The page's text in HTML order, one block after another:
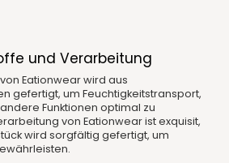
und Verarbeitung
Eationwear wird aus
gefertigt, um Feuchtigkeitstransport,
Funktionen optimal zu
von Eationwear ist exquisit,
wird sorgfältig gefertigt, um